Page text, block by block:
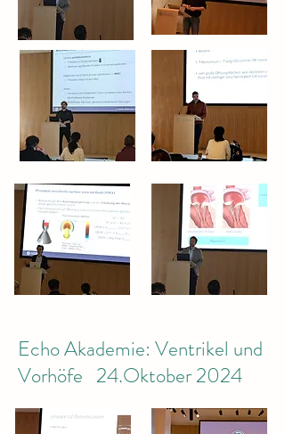
Echo Akademie: Ventrikel und
Vorhöfe 24.Oktober 2024